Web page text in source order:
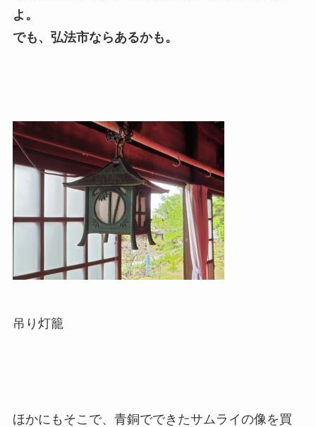
よ。
でも、弘法市ならあるかも。
吊り灯籠
ほかにもそこで、青銅でできたサムライの像を買